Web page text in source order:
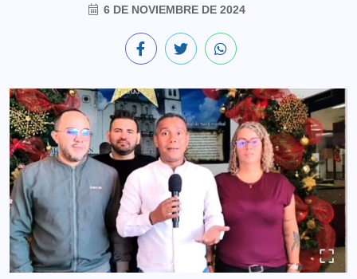
6 DE NOVIEMBRE DE 2024